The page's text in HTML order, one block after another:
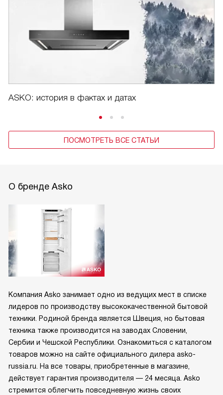
ASKO: история в фактах и датах
ПОСМОТРЕТЬ ВСЕ СТАТЬИ
О бренде Asko
Компания Asko занимает одно из ведущих мест в списке
лидеров по производству высококачественной бытовой
техники. Родиной бренда является Швеция, но бытовая
техника также производится на заводах Словении,
Сербии и Чешской Республики. Ознакомиться с каталогом
товаров можно на сайте официального дилера asko-
russia.ru. На все товары, приобретенные в магазине,
действует гарантия производителя — 24 месяца. Asko
стремится облегчить повседневную жизнь своих